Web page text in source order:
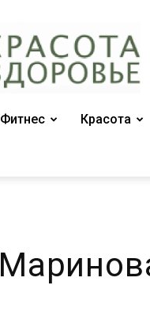
журнал
"Красота
и
Фитнес Красота